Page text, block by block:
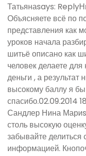
Татьянаsays:
Объясняете всё по
представления как
уроков начала
шитьё описано как
человек делаете
деньги , а
высокому баллу я
спасибо.02.09.2014
Сандлер Нина
столь высокую
забывайте делиться
информацией.